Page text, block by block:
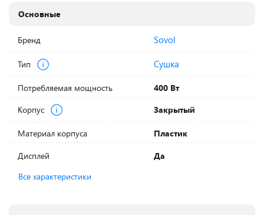
Основные
Бренд Sovol
Тип Сушка
Потребляемая мощность
400 Вт
Корпус
Закрытый
Материал корпуса
Пластик
Дисплей
Да
Все характеристики